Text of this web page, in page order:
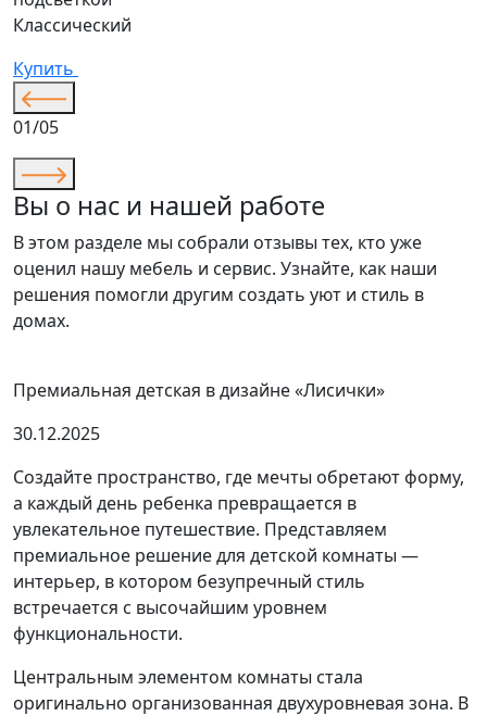
Классический
Купить
01/05
Вы о нас и нашей работе
В этом разделе мы собрали отзывы тех, кто уже
оценил нашу мебель и сервис. Узнайте, как наши
решения помогли другим создать уют и стиль в
домах.
Премиальная детская в дизайне «Лисички»
30.12.2025
Создайте пространство, где мечты обретают форму,
а каждый день ребенка превращается в
увлекательное путешествие. Представляем
премиальное решение для детской комнаты —
интерьер, в котором безупречный стиль
встречается с высочайшим уровнем
функциональности.
Центральным элементом комнаты стала
оригинально организованная двухуровневая зона. В